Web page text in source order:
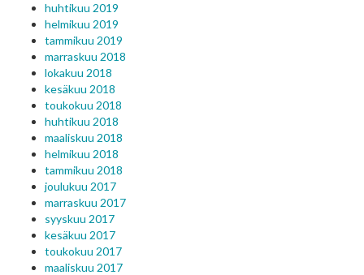
huhtikuu 2019
helmikuu 2019
tammikuu 2019
marraskuu 2018
lokakuu 2018
kesäkuu 2018
toukokuu 2018
huhtikuu 2018
maaliskuu 2018
helmikuu 2018
tammikuu 2018
joulukuu 2017
marraskuu 2017
syyskuu 2017
kesäkuu 2017
toukokuu 2017
maaliskuu 2017